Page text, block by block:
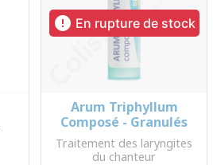
 En rupture de stock
Arum Triphyllum
Composé - Granulés
Traitement des laryngites
du chanteur